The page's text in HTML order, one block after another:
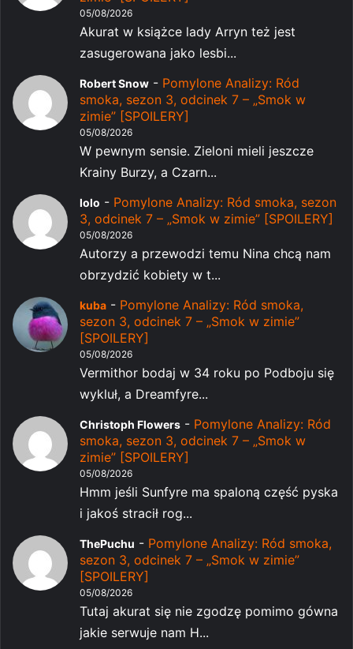
05/08/2026
Akurat w książce lady Arryn też jest
zasugerowana jako lesbi...
Robert Snow - Pomylone Analizy: Ród
smoka, sezon 3, odcinek 7 – „Smok w
zimie” [SPOILERY]
05/08/2026
W pewnym sensie. Zieloni mieli jeszcze
Krainy Burzy, a Czarn...
lolo - Pomylone Analizy: Ród smoka, sezon
3, odcinek 7 – „Smok w zimie” [SPOILERY]
05/08/2026
Autorzy a przewodzi temu Nina chcą nam
obrzydzić kobiety w t...
kuba - Pomylone Analizy: Ród smoka,
sezon 3, odcinek 7 – „Smok w zimie”
[SPOILERY]
05/08/2026
Vermithor bodaj w 34 roku po Podboju się
wykluł, a Dreamfyre...
Christoph Flowers - Pomylone Analizy: Ród
smoka, sezon 3, odcinek 7 – „Smok w
zimie” [SPOILERY]
05/08/2026
Hmm jeśli Sunfyre ma spaloną część pyska
i jakoś stracił rog...
ThePuchu - Pomylone Analizy: Ród smoka,
sezon 3, odcinek 7 – „Smok w zimie”
[SPOILERY]
05/08/2026
Tutaj akurat się nie zgodzę pomimo gówna
jakie serwuje nam H...